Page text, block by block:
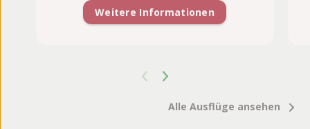
Weitere Informationen
Alle Ausflüge ansehen